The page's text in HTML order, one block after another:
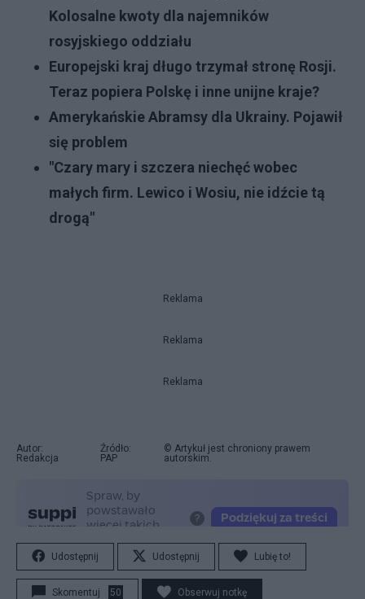
Kolosalne kwoty dla najemników
rosyjskiego oddziału
Europejski kraj długo trzymał stronę Rosji.
Teraz popiera Polskę i inne unijne kraje?
Amerykańskie Abramsy dla Ukrainy. Pojawił
się problem
"Czary mary i szczera niechęć wobec
małych firm. Lewico i Wosiu, nie idźcie tą
drogą"
Reklama
Reklama
Reklama
Autor:
Redakcja
Źródło:
PAP
© Artykuł jest chroniony prawem
autorskim.
Udostępnij Udostępnij Lubię to!
Skomentuj 50 Obserwuj notkę